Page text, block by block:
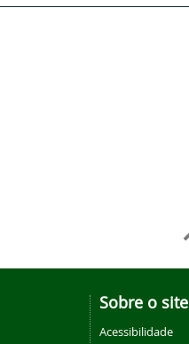
Sobre o site
Acessibilidade